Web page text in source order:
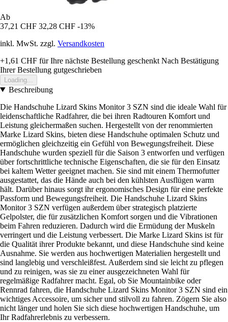
Ab
37,21 CHF 32,28 CHF -13%
inkl. MwSt. zzgl. Versandkosten
+1,61 CHF für Ihre nächste Bestellung geschenkt Nach Bestätigung
Ihrer Bestellung gutgeschrieben
Loading...
Beschreibung
Die Handschuhe Lizard Skins Monitor 3 SZN sind die ideale Wahl für
leidenschaftliche Radfahrer, die bei ihren Radtouren Komfort und
Leistung gleichermaßen suchen. Hergestellt von der renommierten
Marke Lizard Skins, bieten diese Handschuhe optimalen Schutz und
ermöglichen gleichzeitig ein Gefühl von Bewegungsfreiheit. Diese
Handschuhe wurden speziell für die Saison 3 entworfen und verfügen
über fortschrittliche technische Eigenschaften, die sie für den Einsatz
bei kaltem Wetter geeignet machen. Sie sind mit einem Thermofutter
ausgestattet, das die Hände auch bei den kühlsten Ausflügen warm
hält. Darüber hinaus sorgt ihr ergonomisches Design für eine perfekte
Passform und Bewegungsfreiheit. Die Handschuhe Lizard Skins
Monitor 3 SZN verfügen außerdem über strategisch platzierte
Gelpolster, die für zusätzlichen Komfort sorgen und die Vibrationen
beim Fahren reduzieren. Dadurch wird die Ermüdung der Muskeln
verringert und die Leistung verbessert. Die Marke Lizard Skins ist für
die Qualität ihrer Produkte bekannt, und diese Handschuhe sind keine
Ausnahme. Sie werden aus hochwertigen Materialien hergestellt und
sind langlebig und verschleißfest. Außerdem sind sie leicht zu pflegen
und zu reinigen, was sie zu einer ausgezeichneten Wahl für
regelmäßige Radfahrer macht. Egal, ob Sie Mountainbike oder
Rennrad fahren, die Handschuhe Lizard Skins Monitor 3 SZN sind ein
wichtiges Accessoire, um sicher und stilvoll zu fahren. Zögern Sie also
nicht länger und holen Sie sich diese hochwertigen Handschuhe, um
Ihr Radfahrerlebnis zu verbessern.